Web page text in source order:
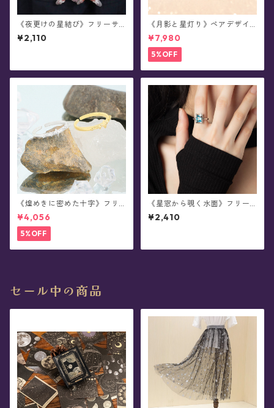
《夜更けの星結び》フリーサ
イズ・リング
¥2,110
《月影と星灯り》ペアデザイ
ン・シルバーリング
¥7,980
5%OFF
《煌めきに密めた十字》フリ
ーサイズ・ シルバーリング
¥4,056
5%OFF
《星窓から覗く水面》フリー
サイズ・リング(全2色)
¥2,410
セール中の商品